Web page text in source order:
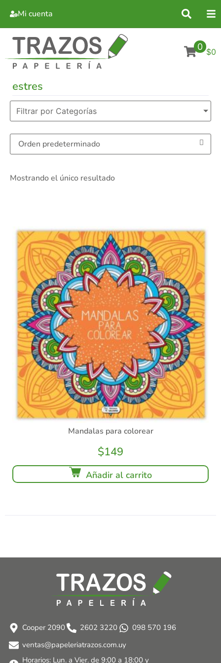
Mi cuenta
0 $0
estres
Filtrar por Categorías
Mostrando el único resultado
Mandalas para colorear
$149
Añadir al carrito
Cooper 2090 2602 3220
098 570 196
ventas@papeleriatrazos.com.uy
Horarios: Lun. a Vier. de 9:00 a 18:00 y